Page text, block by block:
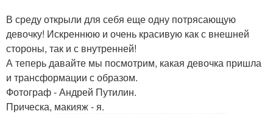
В среду открыли для себя еще одну потрясающую
девочку! Искреннюю и очень красивую как с внешней
стороны, так и с внутренней!
А теперь давайте мы посмотрим, какая девочка пришла
и трансформации с образом.
Фотограф - Андрей Путилин.
Прическа, макияж - я.